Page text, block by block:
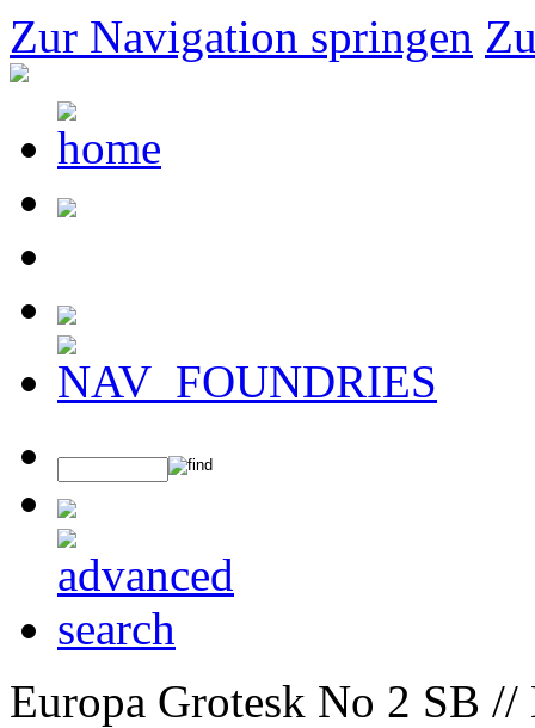
Zur Navigation springen
Europa Grotesk No 2 SB